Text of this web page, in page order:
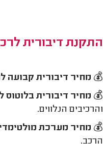
התקנת דיבורית
💰 מחיר דיבורית קבועה
💰 מחיר דיבורית בלוטוס
והרכיבים הנלווים.
💰 מחיר מערכת
הרכב.